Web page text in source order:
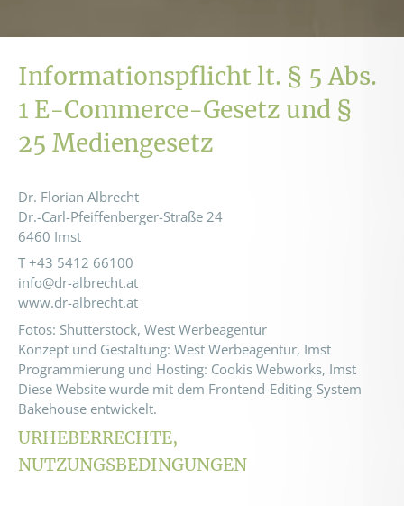
Informationspflicht lt. § 5 Abs.
1 E-Commerce-Gesetz und §
25 Mediengesetz
Dr. Florian Albrecht
Dr.-Carl-Pfeiffenberger-Straße 24
6460 Imst
T +43 5412 66100
info@dr-albrecht.at
www.dr-albrecht.at
Fotos: Shutterstock, West Werbeagentur
Konzept und Gestaltung: West Werbeagentur, Imst
Programmierung und Hosting: Cookis Webworks, Imst
Diese Website wurde mit dem Frontend-Editing-System
Bakehouse entwickelt.
URHEBERRECHTE,
NUTZUNGSBEDINGUNGEN